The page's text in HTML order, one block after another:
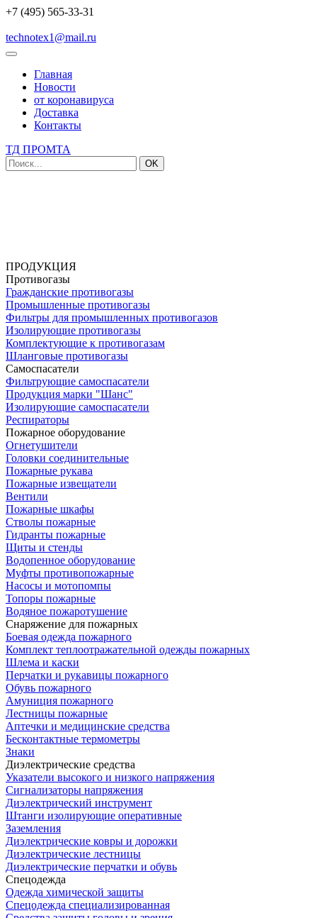
+7 (495) 565-33-31
technotex1@mail.ru
Главная
Новости
от коронавируса
Доставка
Контакты
ТД ПРОМТА
OK
ПРОДУКЦИЯ
Противогазы
Гражданские противогазы
Промышленные противогазы
Фильтры для промышленных противогазов
Изолирующие противогазы
Комплектующие к противогазам
Шланговые противогазы
Самоспасатели
Фильтрующие самоспасатели
Продукция марки "Шанс"
Изолирующие самоспасатели
Респираторы
Пожарное оборудование
Огнетушители
Головки соединительные
Пожарные рукава
Пожарные извещатели
Вентили
Пожарные шкафы
Стволы пожарные
Гидранты пожарные
Щиты и стенды
Водопенное оборудование
Муфты противопожарные
Насосы и мотопомпы
Топоры пожарные
Водяное пожаротушение
Снаряжение для пожарных
Боевая одежда пожарного
Комплект теплоотражательной одежды пожарных
Шлема и каски
Перчатки и рукавицы пожарного
Обувь пожарного
Амуниция пожарного
Лестницы пожарные
Аптечки и медицинские средства
Бесконтактные термометры
Знаки
Диэлектрические средства
Указатели высокого и низкого напряжения
Сигнализаторы напряжения
Диэлектрический инструмент
Штанги изолирующие оперативные
Заземления
Диэлектрические ковры и дорожки
Диэлектрические лестницы
Диэлектрические перчатки и обувь
Спецодежда
Одежда химической защиты
Спецодежда специализированная